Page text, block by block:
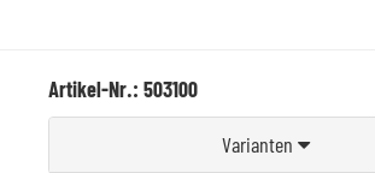
Artikel-Nr.: 503100
Varianten